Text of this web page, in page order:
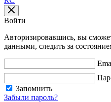
Войти
Авторизировавшись, вы
данными, следить за
Запомнить
Забыли пароль?